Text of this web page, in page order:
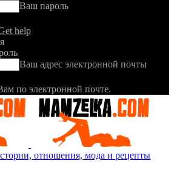
Ваш пароль
help
Ваш адрес электронной почты
по электронной почте.
отношения, мода и рецепты